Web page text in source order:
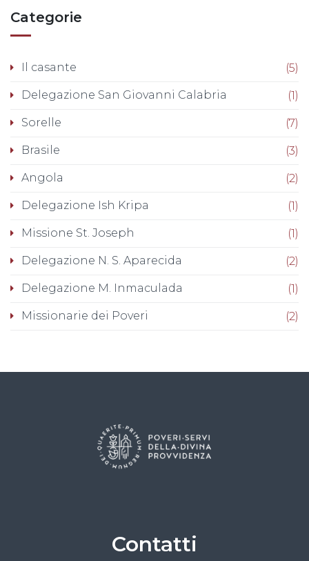
Categorie
Il casante (5)
Delegazione San Giovanni Calabria (1)
Sorelle (7)
Brasile (3)
Angola (2)
Delegazione Ish Kripa (1)
Missione St. Joseph (1)
Delegazione N. S. Aparecida (2)
Delegazione M. Inmaculada (1)
Missionarie dei Poveri (2)
Contatti